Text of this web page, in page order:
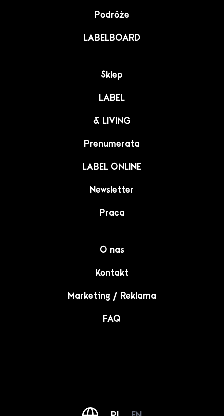
Podróże
LABELBOARD
Sklep
LABEL
& LIVING
Prenumerata
LABEL ONLINE
Newsletter
Praca
O nas
Kontakt
Marketing / Reklama
FAQ